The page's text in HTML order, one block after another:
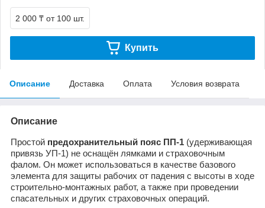
2 000 ₸ от 100 шт.
Купить
Описание Доставка Оплата Условия возврата
Описание
Простой предохранительный пояс ПП-1 (удерживающая
привязь УП-1) не оснащён лямками и страховочным
фалом. Он может использоваться в качестве базового
элемента для защиты рабочих от падения с высоты в ходе
строительно-монтажных работ, а также при проведении
спасательных и других страховочных операций.